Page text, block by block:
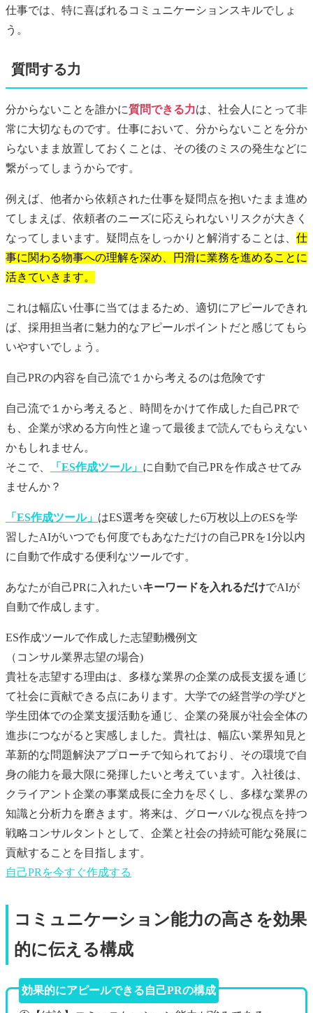
仕事では、特に喜ばれるコミュニケーションスキルでしょ
う。
質問する力
分からないことを誰かに質問できる力は、社会人にとって非
常に大切なものです。仕事において、分からないことを分か
らないまま放置しておくことは、その後のミスの発生などに
繋がってしまうからです。
例えば、他者から依頼された仕事を疑問点を抱いたまま進め
てしまえば、依頼者のニーズに応えられないリスクが大きく
なってしまいます。疑問点をしっかりと解消することは、 仕
事に関わる物事への理解を深め、円滑に業務を進めることに
活きていきます。
これは幅広い仕事に当てはまるため、適切にアピールできれ
ば、採用担当者に魅力的なアピールポイントだと感じてもら
いやすいでしょう。
自己PRの内容を自己流で１から考えるのは危険です
自己流で１から考えると、時間をかけて作成した 自己PRで
も、企業が求める方向性と違って最後まで読んでもらえない
かもしれません。
そこで、
「ES作成ツール」 に自動で自己PR を作成させてみ
ませんか？
「ES作成ツール」 はES選考を突破した6万枚以上のESを学
習したAIがいつでも何度でもあなただけの自己PR を1分以内
に自動で作成する便利なツールです。
あなたが自己PRに入れたいキーワードを入れるだけでAIが
自動で作成します。
ES作成ツールで作成した志望動機例文
（コンサル業界志望の場合)
貴社を志望する理由は、多様な業界の企業の成長支援を通じ
て社会に貢献できる点にあります。大学での経営学の学びと
学生団体での企業支援活動を通じ、企業の発展が社会全体の
進歩につながると実感しました。貴社は、幅広い業界知見と
革新的な問題解決アプローチで知られており、その環境で自
身の能力を最大限に発揮したいと考えています。入社後は、
クライアント企業の事業成長に全力を尽くし、多様な業界の
知識と分析力を磨きます。将来は、グローバルな視点を持つ
戦略コンサルタントとして、企業と社会の持続可能な発展に
貢献することを目指します。
自己PR を今すぐ作成する
コミュニケーション能力の高さを効果
的に伝える構成
効果的にアピールできる自己PRの構成